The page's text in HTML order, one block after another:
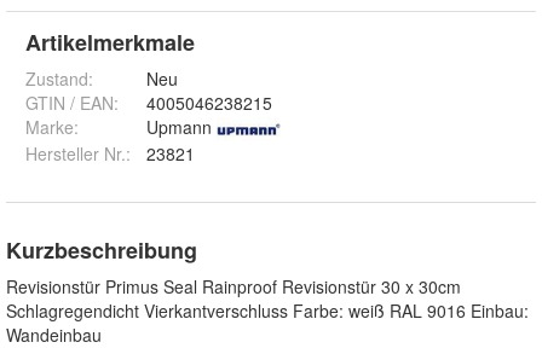
Artikelmerkmale
Zustand:
Neu
GTIN / EAN:
4005046238215
Marke:
Upmann
Hersteller Nr.:
23821
Kurzbeschreibung
Revisionstür Primus Seal Rainproof Revisionstür 30 x 30cm
Schlagregendicht Vierkantverschluss Farbe: weiß RAL 9016 Einbau:
Wandeinbau